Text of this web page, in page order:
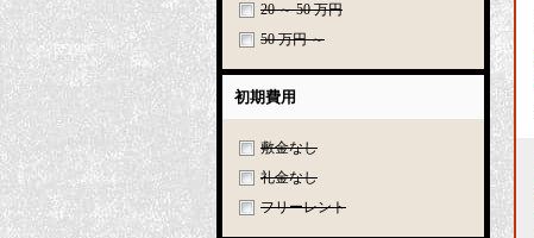
20 ～ 50 万円
50 万円 ～
初期費用
敷金なし
礼金なし
フリーレント